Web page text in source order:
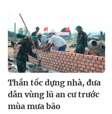
Thần tốc dựng nhà, đưa
dân vùng lũ an cư trước
mùa mưa bão